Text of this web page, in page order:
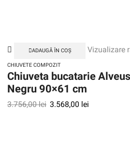
ADAUGĂ ÎN COȘ Vizualizare
CHIUVETE COMPOZIT
Chiuveta bucatarie
Negru 90×61 cm
3.756,00lei 3.568,00 lei